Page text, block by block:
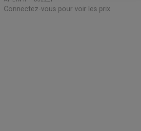
Connectez-vous pour voir les prix.